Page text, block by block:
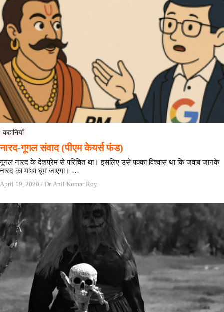
कहानियाँ
नारद-गूगल संवाद (पीएम केयर्स फंड)
गूगल नारद के देशप्रेम से परिचित था। इसलिए उसे पक्का विश्वास था कि जवाब जानके
नारद का माथा घूम जाएगा। …
April 19, 2020 / Dr. Anil Kumar Roy